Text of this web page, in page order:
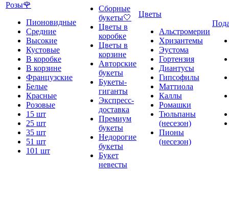
Розы🌹
Пионовидные
Средние
Высокие
Кустовые
В коробке
В корзине
Французские
Белые
Красные
Розовые
15 шт
25 шт
35 шт
51 шт
101 шт
Сборные
букеты🤍
Цветы в
коробке
Цветы в
корзине
Авторские
букеты
Букеты-
гиганты
Экспресс-
доставка
Премиум
букеты
Недорогие
букеты
Букет
невесты
Цветы
Альстромерии
Хризантемы
Эустома
Гортензия
Диантусы
Гипсофилы
Маттиола
Каллы
Ромашки
Тюльпаны
(несезон)
Пионы
(несезон)